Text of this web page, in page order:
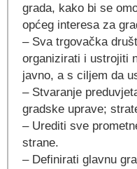
grada, kako bi se
općeg interesa za
– Sva trgovačka
organizirati i ustrojiti
javno, a s ciljem da
– Stvaranje
gradske uprave;
– Urediti sve
strane.
– Definirati glavnu